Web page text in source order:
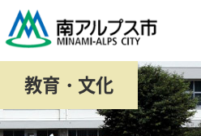
教育・文化